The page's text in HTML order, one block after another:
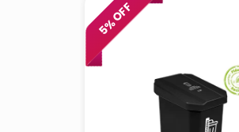
5
% OFF